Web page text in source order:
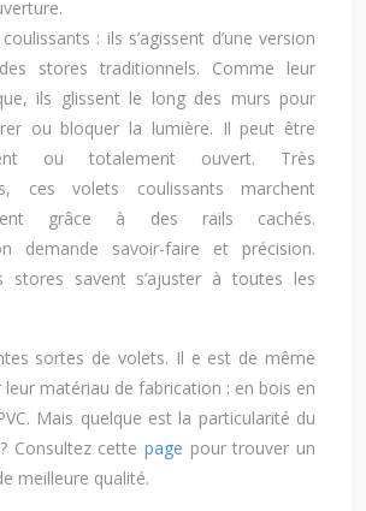
: ils s’agissent d’une version
stores traditionnels. Comme leur
ils glissent le long des murs pour
ou bloquer la lumière. Il peut être
ou totalement ouvert. Très
ces volets coulissants marchent
grâce à des rails cachés.
demande savoir-faire et précision.
stores savent s’ajuster à toutes les
sortes de volets. Il e est de même
matériau de fabrication : en bois en
Mais quelque est la particularité du
? Consultez cettepage pour trouver un
meilleure qualité.